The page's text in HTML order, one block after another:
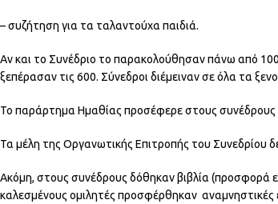
– συζήτηση για τα ταλαντούχα παιδιά.
Αν και το Συνέδριο το παρακολούθησαν πάνω από
ξεπέρασαν τις 600. Σύνεδροι διέμειναν σε όλα τα
Το παράρτημα Ημαθίας προσέφερε στους συνέδρους
Τα μέλη της Οργανωτικής Επιτροπής του Συνεδρίου
Ακόμη, στους συνέδρους δόθηκαν βιβλία (προσφορά
καλεσμένους ομιλητές προσφέρθηκαν αναμνηστικές